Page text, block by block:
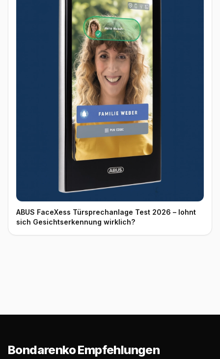
ABUS FaceXess Türsprechanlage Test 2026 – lohnt
sich Gesichtserkennung wirklich?
Bondarenko Empfehlungen